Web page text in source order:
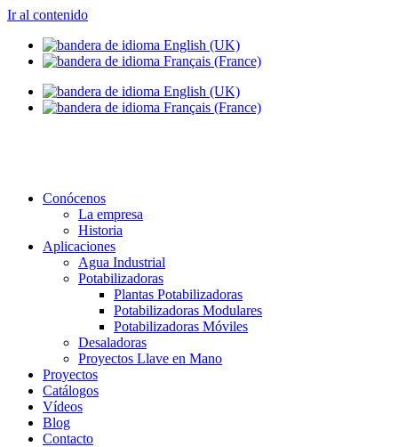
Ir al contenido
Conócenos
La empresa
Historia
Aplicaciones
Agua Industrial
Potabilizadoras
Plantas Potabilizadoras
Potabilizadoras Modulares
Potabilizadoras Móviles
Desaladoras
Proyectos Llave en Mano
Proyectos
Catálogos
Vídeos
Blog
Contacto